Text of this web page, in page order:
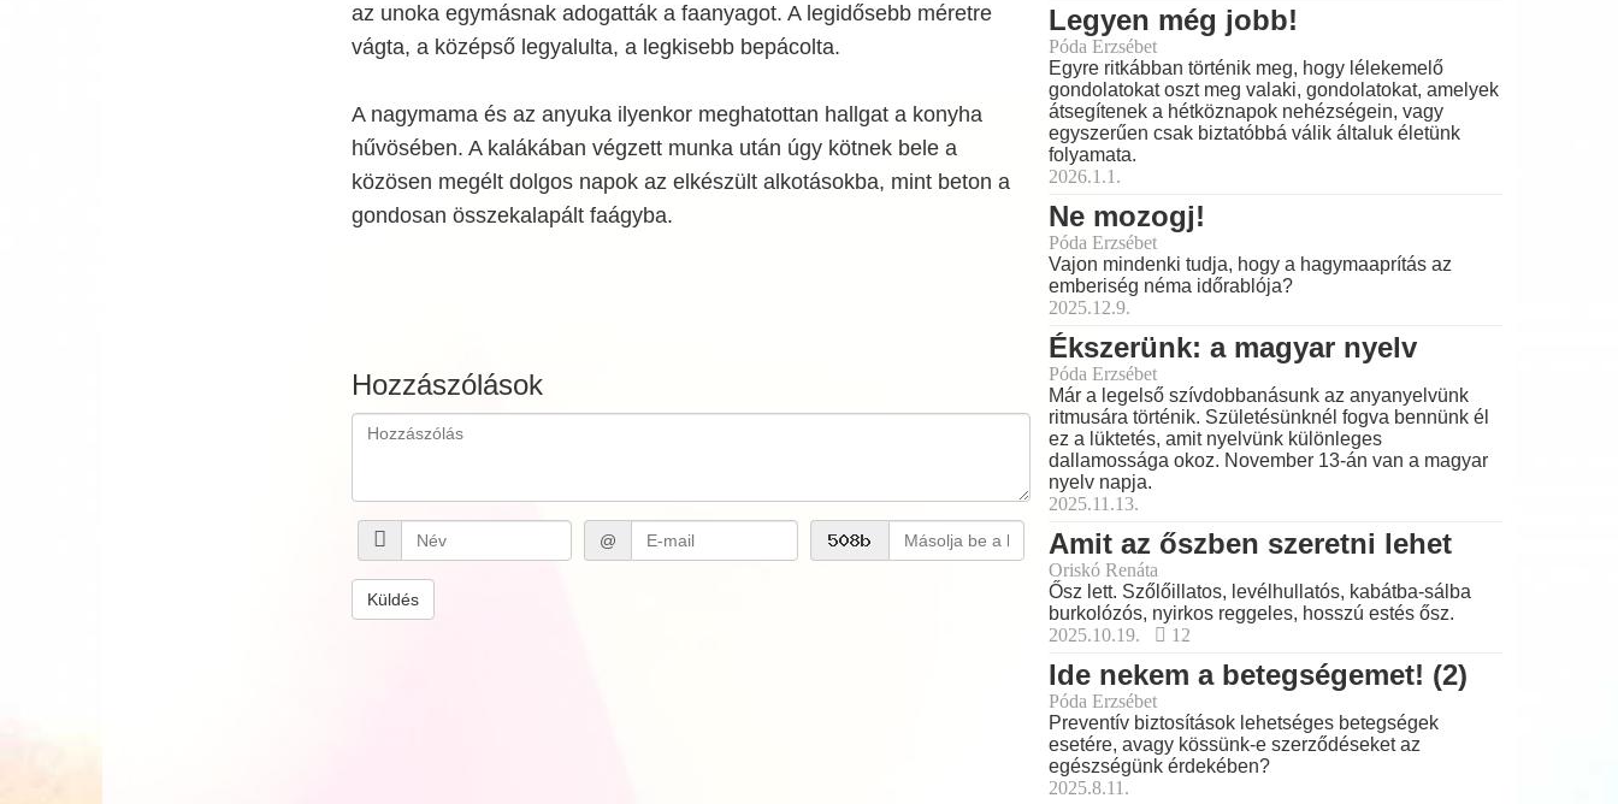
az unoka egymásnak adogatták a faanyagot. A legidősebb méretre
vágta, a középső legyalulta, a legkisebb bepácolta.
A nagymama és az anyuka ilyenkor meghatottan hallgat a konyha
hűvösében. A kalákában végzett munka után úgy kötnek bele a
közösen megélt dolgos napok az elkészült alkotásokba, mint beton a
gondosan összekalapált faágyba.
Hozzászólások
@
Küldés
Legyen még jobb!
Póda Erzsébet
Egyre ritkábban történik meg, hogy lélekemelő
gondolatokat oszt meg valaki, gondolatokat, amelyek
átsegítenek a hétköznapok nehézségein, vagy
egyszerűen csak biztatóbbá válik általuk életünk
folyamata.
2026.1.1.
Ne mozogj!
Póda Erzsébet
Vajon mindenki tudja, hogy a hagymaaprítás az
emberiség néma időrablója?
2025.12.9.
Ékszerünk: a magyar nyelv
Póda Erzsébet
Már a legelső szívdobbanásunk az anyanyelvünk
ritmusára történik. Születésünknél fogva bennünk él
ez a lüktetés, amit nyelvünk különleges
dallamossága okoz. November 13-án van a magyar
nyelv napja.
2025.11.13.
Amit az őszben szeretni lehet
Oriskó Renáta
Ősz lett. Szőlőillatos, levélhullatós, kabátba-sálba
burkolózós, nyirkos reggeles, hosszú estés ősz.
2025.10.19.
12
Ide nekem a betegségemet! (2)
Póda Erzsébet
Preventív biztosítások lehetséges betegségek
esetére, avagy kössünk-e szerződéseket az
egészségünk érdekében?
2025.8.11.